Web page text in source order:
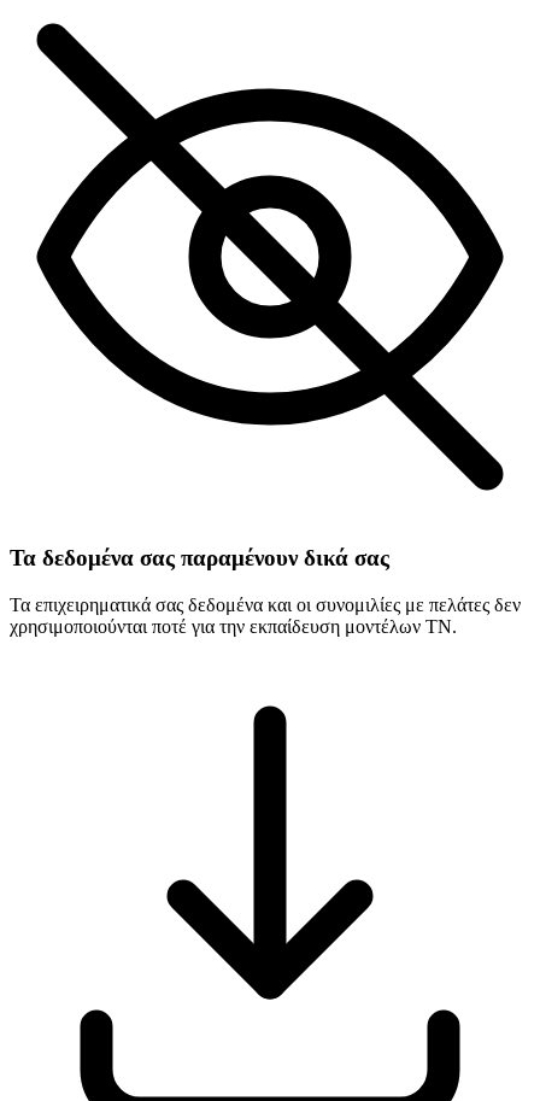
Τα δεδομένα σας παραμένουν δικά σας
Τα επιχειρηματικά σας δεδομένα και οι συνομιλίες με πελάτες δεν
χρησιμοποιούνται ποτέ για την εκπαίδευση μοντέλων ΤΝ.